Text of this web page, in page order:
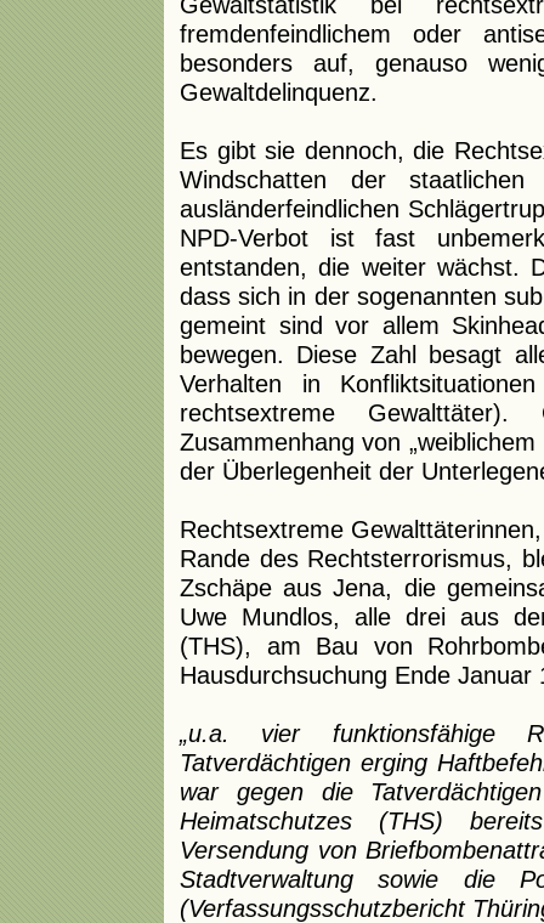
fremdenfeindlichem oder
besonders auf, genauso
Gewaltdelinquenz.
Es gibt sie dennoch, die
Windschatten der staatlichen
ausländerfeindlichen
NPD-Verbot ist fast
entstanden, die weiter wächst.
dass sich in der sogenannten
gemeint sind vor allem
bewegen. Diese Zahl besagt
Verhalten in
rechtsextreme
Zusammenhang von
der Überlegenheit der
Rechtsextreme
Rande des Rechtsterrorismus,
Zschäpe aus Jena, die
Uwe Mundlos, alle drei aus
(THS), am Bau von
Hausdurchsuchung Ende
„u.a. vier funktionsfähige
Tatverdächtigen erging
war gegen die
Heimatschutzes (THS)
Versendung von
Stadtverwaltung sowie die
(Verfassungsschutzbericht